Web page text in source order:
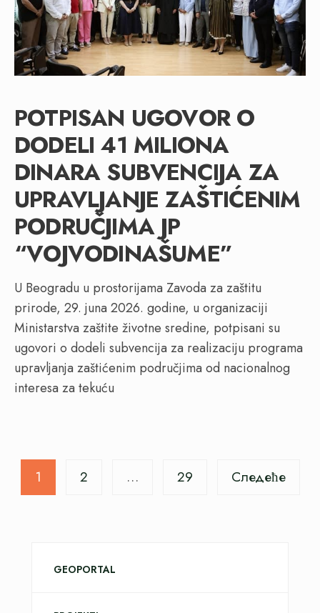
POTPISAN UGOVOR O
DODELI 41 MILIONA
DINARA SUBVENCIJA ZA
UPRAVLJANJE ZAŠTIĆENIM
PODRUČJIMA JP
“VOJVODINAŠUME”
U Beogradu u prostorijama Zavoda za zaštitu
prirode, 29. juna 2026. godine, u organizaciji
Ministarstva zaštite životne sredine, potpisani su
ugovori o dodeli subvencija za realizaciju programa
upravljanja zaštićenim područjima od nacionalnog
interesa za tekuću
Пагинација
чланака
1 2 … 29 Следеће
GEOPORTAL